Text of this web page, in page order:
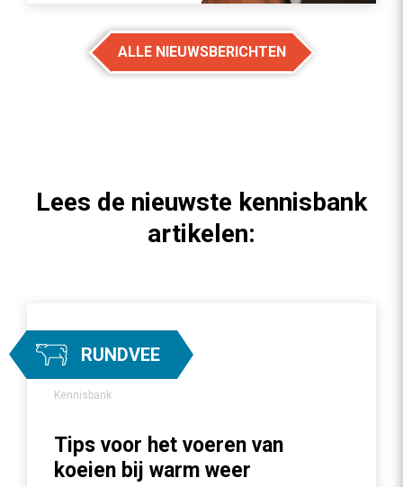
ALLE NIEUWSBERICHTEN
Lees de nieuwste kennisbank
artikelen:
RUNDVEE
Kennisbank
Tips voor het voeren van
koeien bij warm weer